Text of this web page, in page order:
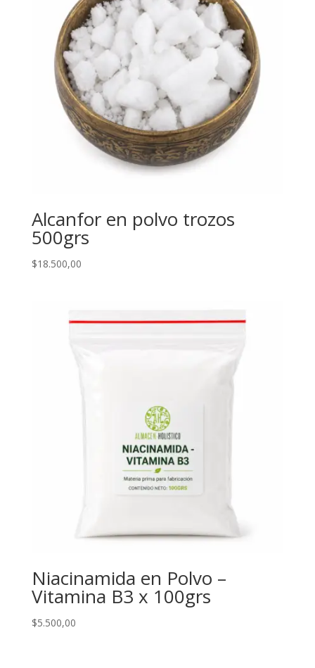
Alcanfor en polvo trozos
500grs
$18.500,00
Niacinamida en Polvo –
Vitamina B3 x 100grs
$5.500,00